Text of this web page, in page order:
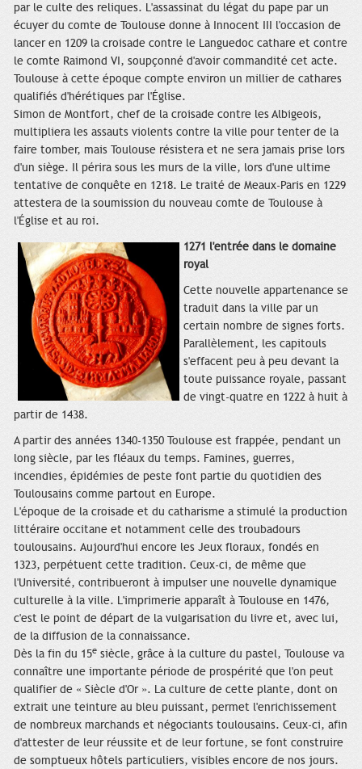
par le culte des reliques. L'assassinat du légat du pape par un
écuyer du comte de Toulouse donne à Innocent III l'occasion de
lancer en 1209 la croisade contre le Languedoc cathare et contre
le comte Raimond VI, soupçonné d'avoir commandité cet acte.
Toulouse à cette époque compte environ un millier de cathares
qualifiés d'hérétiques par l'Église.
Simon de Montfort, chef de la croisade contre les Albigeois,
multipliera les assauts violents contre la ville pour tenter de la
faire tomber, mais Toulouse résistera et ne sera jamais prise lors
d'un siège. Il périra sous les murs de la ville, lors d'une ultime
tentative de conquête en 1218. Le traité de Meaux-Paris en 1229
attestera de la soumission du nouveau comte de Toulouse à
l'Église et au roi.
1271 l'entrée dans le domaine
royal
Cette nouvelle appartenance se
traduit dans la ville par un
certain nombre de signes forts.
Parallèlement, les capitouls
s'effacent peu à peu devant la
toute puissance royale, passant
de vingt-quatre en 1222 à huit à
partir de 1438.
A partir des années 1340-1350 Toulouse est frappée, pendant un
long siècle, par les fléaux du temps. Famines, guerres,
incendies, épidémies de peste font partie du quotidien des
Toulousains comme partout en Europe.
L'époque de la croisade et du catharisme a stimulé la production
littéraire occitane et notamment celle des troubadours
toulousains. Aujourd'hui encore les Jeux floraux, fondés en
1323, perpétuent cette tradition. Ceux-ci, de même que
l'Université, contribueront à impulser une nouvelle dynamique
culturelle à la ville. L'imprimerie apparaît à Toulouse en 1476,
c'est le point de départ de la vulgarisation du livre et, avec lui,
de la diffusion de la connaissance.
Dès la fin du 15e siècle, grâce à la culture du pastel, Toulouse va
connaître une importante période de prospérité que l'on peut
qualifier de « Siècle d'Or ». La culture de cette plante, dont on
extrait une teinture au bleu puissant, permet l'enrichissement
de nombreux marchands et négociants toulousains. Ceux-ci, afin
d'attester de leur réussite et de leur fortune, se font construire
de somptueux hôtels particuliers, visibles encore de nos jours.